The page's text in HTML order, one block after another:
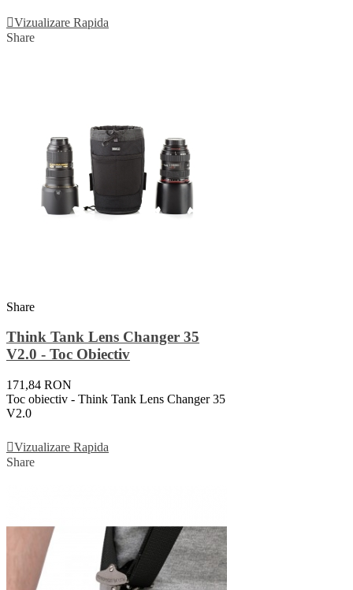
Vizualizare Rapida
Share
Share
Think Tank Lens Changer 35
V2.0 - Toc Obiectiv
171,84 RON
Toc obiectiv - Think Tank Lens Changer 35
V2.0
Vizualizare Rapida
Share